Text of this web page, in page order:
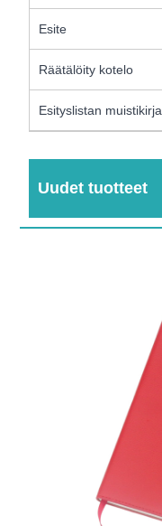
Esite
Räätälöity kotelo
Esityslistan muistikirja
Uudet tuotteet